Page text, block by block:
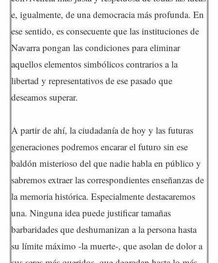
e, igualmente, de una democracia más profunda. En
ese sentido, es consecuente que las instituciones de
Navarra pongan las condiciones para eliminar
aquellos elementos simbólicos contrarios a la
libertad y representativos de ese pasado que
deseamos superar.
A partir de ahí, la ciudadanía de hoy y las futuras
generaciones podremos encarar el futuro sin ese
baldón misterioso del que nadie habla en público y
sabremos extraer las correspondientes enseñanzas de
la memoria histórica. Especialmente destacaremos
una. Ninguna idea puede justificar tamañas
barbaridades que deshumanizan a la persona hasta
su límite máximo -la muerte-, que asolan de dolor a